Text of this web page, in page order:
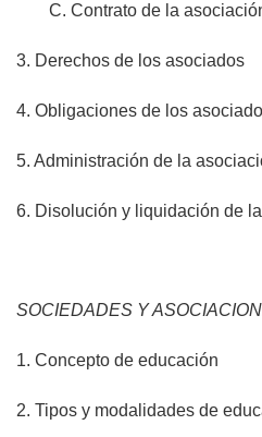
C. Contrato de la
3. Derechos de los asociados
4. Obligaciones de los
5. Administración de la
6. Disolución y liquidación de
SOCIEDADES Y
1. Concepto de educación
2. Tipos y modalidades de